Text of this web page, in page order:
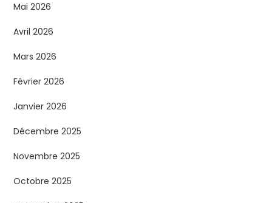
Mai 2026
Avril 2026
Mars 2026
Février 2026
Janvier 2026
Décembre 2025
Novembre 2025
Octobre 2025